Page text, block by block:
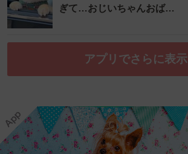
ぎて…おじいちゃんおば…
アプリでさらに表示